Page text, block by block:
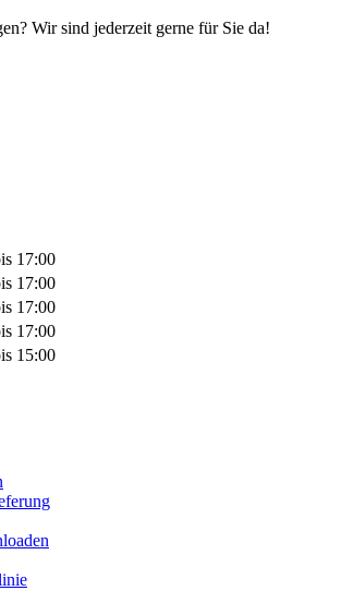
Wir sind jederzeit gerne für Sie da!
17:00
17:00
17:00
17:00
15:00